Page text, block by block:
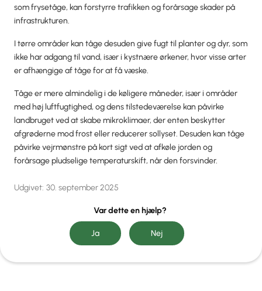
som frysetåge, kan forstyrre trafikken og forårsage skader på
infrastrukturen.
I tørre områder kan tåge desuden give fugt til planter og dyr, som
ikke har adgang til vand, især i kystnære ørkener, hvor visse arter
er afhængige af tåge for at få væske.
Tåge er mere almindelig i de køligere måneder, især i områder
med høj luftfugtighed, og dens tilstedeværelse kan påvirke
landbruget ved at skabe mikroklimaer, der enten beskytter
afgrøderne mod frost eller reducerer sollyset. Desuden kan tåge
påvirke vejrmønstre på kort sigt ved at afkøle jorden og
forårsage pludselige temperaturskift, når den forsvinder.
Udgivet: 30. september 2025
Var dette en hjælp?